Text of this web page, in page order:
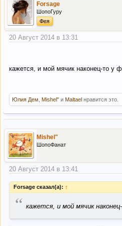
Forsage
ШопоГуру
Фея
20 Август 2014 в 13:31
кажется, и мой мячик наконец-то у
Юлия Дем Mishel" и Maltael нравится это.
Mishel"
ШопоФанат
20 Август 2014 в 13:41
Forsage сказал(а): ↑
“ кажется, и мой мячик